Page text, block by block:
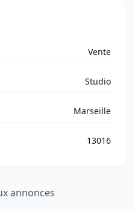
Vente
Studio
Marseille
13016
annonces